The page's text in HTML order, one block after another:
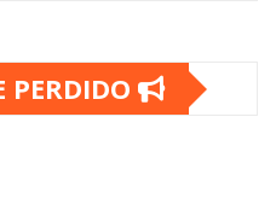
PERDIDO